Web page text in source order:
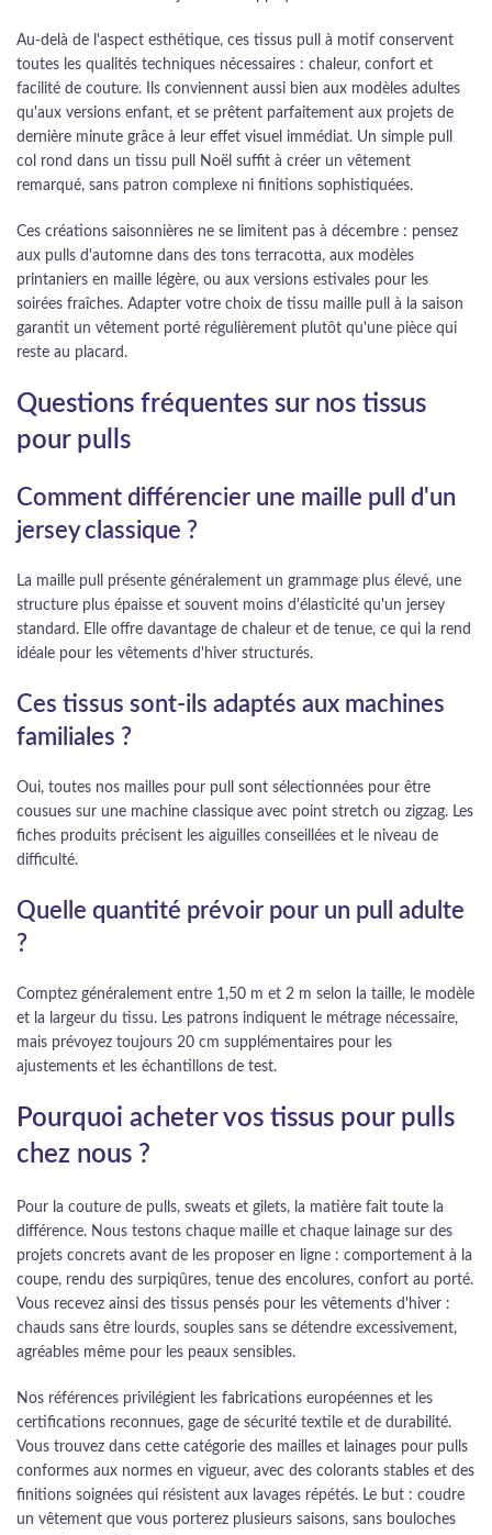
Au-delà de l'aspect esthétique, ces tissus pull à motif conservent
toutes les qualités techniques nécessaires : chaleur, confort et
facilité de couture. Ils conviennent aussi bien aux modèles adultes
qu'aux versions enfant, et se prêtent parfaitement aux projets de
dernière minute grâce à leur effet visuel immédiat. Un simple pull
col rond dans un tissu pull Noël suffit à créer un vêtement
remarqué, sans patron complexe ni finitions sophistiquées.
Ces créations saisonnières ne se limitent pas à décembre : pensez
aux pulls d'automne dans des tons terracotta, aux modèles
printaniers en maille légère, ou aux versions estivales pour les
soirées fraîches. Adapter votre choix de tissu maille pull à la saison
garantit un vêtement porté régulièrement plutôt qu'une pièce qui
reste au placard.
Questions fréquentes sur nos tissus
pour pulls
Comment différencier une maille pull d'un
jersey classique ?
La maille pull présente généralement un grammage plus élevé, une
structure plus épaisse et souvent moins d'élasticité qu'un jersey
standard. Elle offre davantage de chaleur et de tenue, ce qui la rend
idéale pour les vêtements d'hiver structurés.
Ces tissus sont-ils adaptés aux machines
familiales ?
Oui, toutes nos mailles pour pull sont sélectionnées pour être
cousues sur une machine classique avec point stretch ou zigzag. Les
fiches produits précisent les aiguilles conseillées et le niveau de
difficulté.
Quelle quantité prévoir pour un pull adulte
?
Comptez généralement entre 1,50 m et 2 m selon la taille, le modèle
et la largeur du tissu. Les patrons indiquent le métrage nécessaire,
mais prévoyez toujours 20 cm supplémentaires pour les
ajustements et les échantillons de test.
Pourquoi acheter vos tissus pour pulls
chez nous ?
Pour la couture de pulls, sweats et gilets, la matière fait toute la
différence. Nous testons chaque maille et chaque lainage sur des
projets concrets avant de les proposer en ligne : comportement à la
coupe, rendu des surpiqûres, tenue des encolures, confort au porté.
Vous recevez ainsi des tissus pensés pour les vêtements d'hiver :
chauds sans être lourds, souples sans se détendre excessivement,
agréables même pour les peaux sensibles.
Nos références privilégient les fabrications européennes et les
certifications reconnues, gage de sécurité textile et de durabilité.
Vous trouvez dans cette catégorie des mailles et lainages pour pulls
conformes aux normes en vigueur, avec des colorants stables et des
finitions soignées qui résistent aux lavages répétés. Le but : coudre
un vêtement que vous porterez plusieurs saisons, sans bouloches